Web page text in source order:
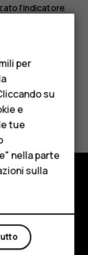
l'indicatore
per
su
e
tue
nella parte
sulla